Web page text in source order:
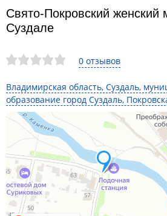
0 отзывов
Владимирская область, Суздаль,
образование город Суздаль,
Свято-Покровский женский
Суздале